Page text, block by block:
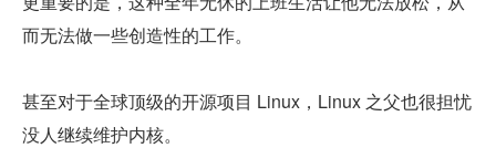
而无法做一些创造性的工作。
甚至对于全球顶级的开源项目 Linux，Linux 之父也很担忧
没人继续维护内核。